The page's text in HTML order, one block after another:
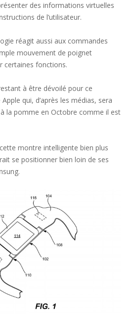
des informations virtuelles
de l’utilisateur.
réagit aussi aux commandes
mouvement de poignet
certaines fonctions.
à être dévoilé pour ce
qui, d’après les médias, sera
la pomme en Octobre comme il est
montre intelligente bien plus
se positionner bien loin de ses